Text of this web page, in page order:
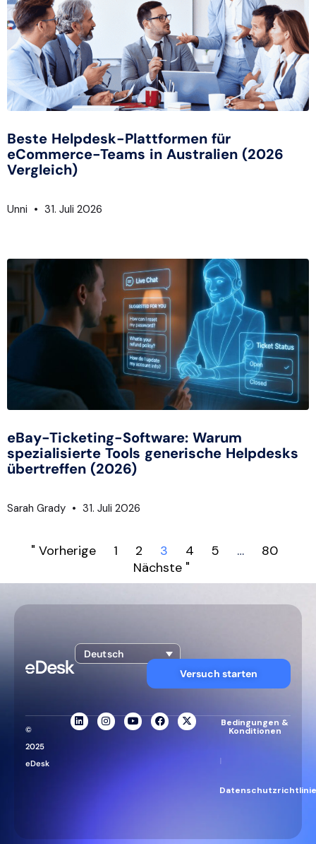
Beste Helpdesk-Plattformen für
eCommerce-Teams in Australien (2026
Vergleich)
Unni 31. Juli 2026
eBay-Ticketing-Software: Warum
spezialisierte Tools generische Helpdesks
übertreffen (2026)
Sarah Grady 31. Juli 2026
" Vorherige 1 2 3 4 5 …
80
Nächste "
Deutsch
Versuch starten
©
2025
eDesk
Bedingungen &
Konditionen
|
Datenschutzrichtlinie